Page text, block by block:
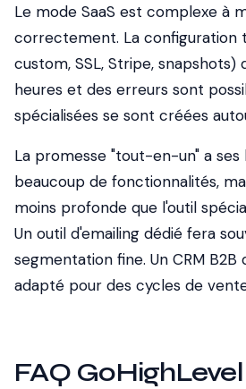
Le mode SaaS est complexe à
correctement. La configuration
custom, SSL, Stripe, snapshots)
heures et des erreurs sont
spécialisées se sont créées
La promesse "tout-en-un" a ses
beaucoup de fonctionnalités,
moins profonde que l'outil
Un outil d'emailing dédié fera
segmentation fine. Un CRM B2B
adapté pour des cycles de
FAQ GoHighLevel